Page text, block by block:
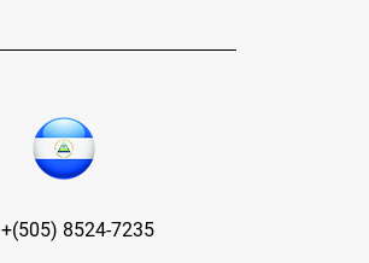
+(505) 8524-7235